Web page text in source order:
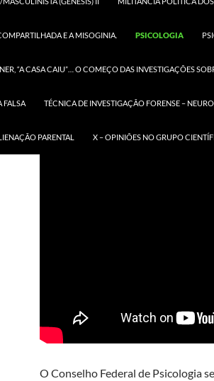
E A MISOGINIA. PSICOLOGIA
“A CASA CAIU”… O COMEÇO DAS INVESTIGAÇÕES
FALSA TÉCNICA DE INVESTIGAÇÃO FORENSE –
PARENTAL X – OPINIÕES NO GRUPO
O Conselho Federal de Psicologia